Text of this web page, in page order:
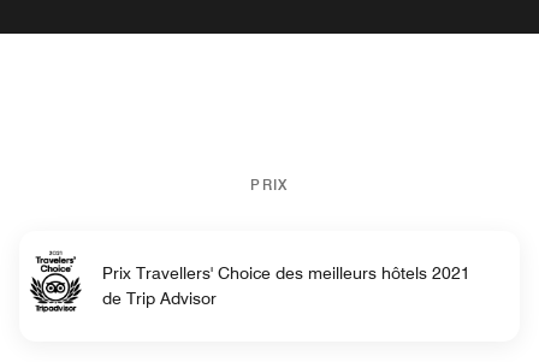
PRIX
Prix Travellers' Choice des meilleurs hôtels 2021
de Trip Advisor